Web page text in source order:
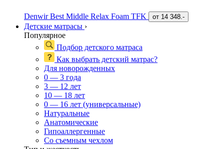
Denwir Best Middle Relax Foam TFK от 14 348.-
Детские матрасы ›
Популярное
Подбор детского матраса
Как выбрать детский матрас?
Для новорожденных
0 — 3 года
3 — 12 лет
10 — 18 лет
0 — 16 лет (универсальные)
Натуральные
Анатомические
Гипоаллергенные
Со съемным чехлом